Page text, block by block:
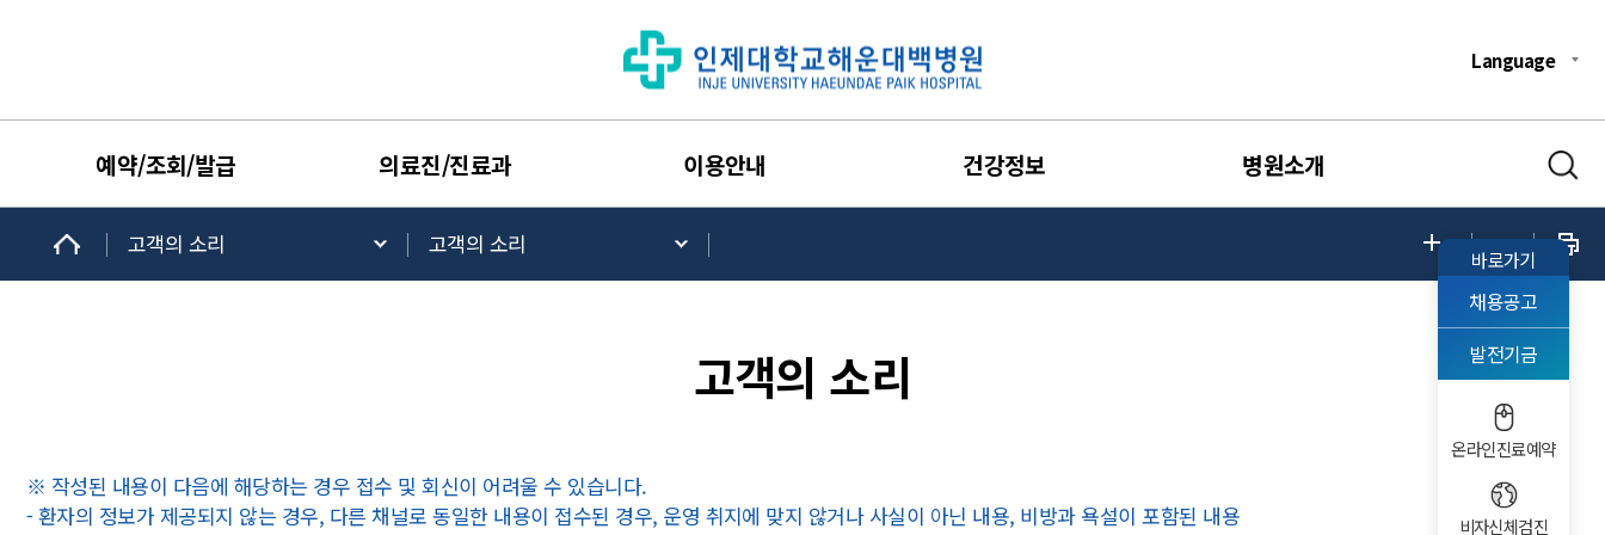
Language
예약/조회/발급 의료진/진료과 이용안내 건강정보 병원소개
고객의 소리 고객의 소리
고객의 소리
※ 작성된 내용이 다음에 해당하는 경우 접수 및 회신이 어려울 수 있습니다.
- 환자의 정보가 제공되지 않는 경우, 다른 채널로 동일한 내용이 접수된 경우, 운영 취지에 맞지 않거나 사실이 아닌 내용, 비방과 욕설이 포함된 내용
바로가기
채용공고
발전기금
온라인진료예약
비자신체검진